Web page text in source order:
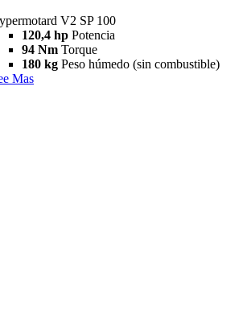
V2 SP 100
120,4 hp Potencia
94 Nm Torque
180 kg Peso húmedo (sin combustible)
Mas